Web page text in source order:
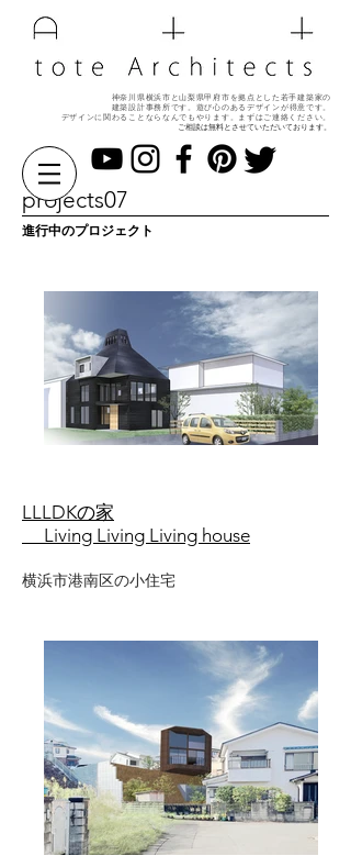
神奈川県横浜市と山梨県甲府市を拠点とした若手建築家の
建築設計事務所です。遊び心のある デザインが得意です。
デザインに関わることならなんでもやります。 まずはご連絡ください。
ご相談は無料とさせていただいております。
projects07
進行中のプロジェクト
LLLDKの家
Living Living Living house
横浜市港南区の小住宅